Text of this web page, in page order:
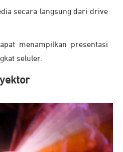
secara langsung dari drive
menampilkan presentasi
seluler.